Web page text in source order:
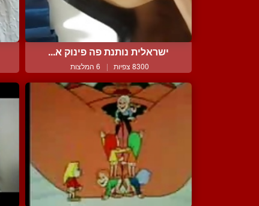
ישראלית נותנת פה פינוק א...
8300 צפיות | 6 המלצות